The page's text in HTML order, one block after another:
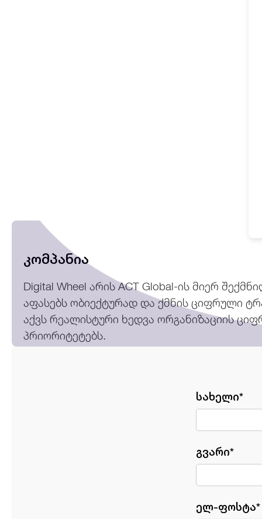
კომპანია
Digital Wheel არის ACT Global-ის მიერ
აფასებს ობიექტურად და ქმნის ციფრული
აქვს რეალისტური ხედვა ორგანიზაციის
პრიორიტეტებს.
სახელი*
გვარი*
ელ-ფოსტა*